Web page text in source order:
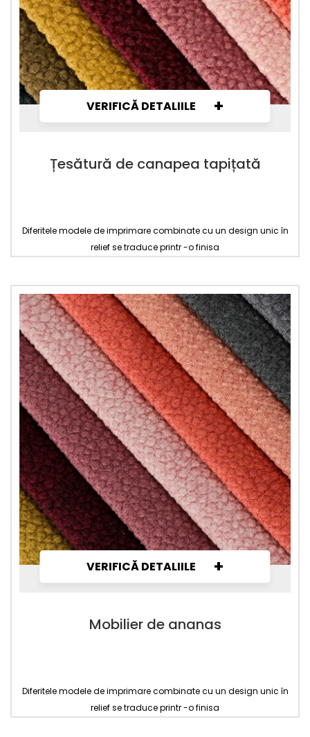
VERIFICĂ DETALIILE +
Țesătură de canapea tapițată
Diferitele modele de imprimare combinate cu un design unic în
relief se traduce printr -o finisa
VERIFICĂ DETALIILE +
Mobilier de ananas
Diferitele modele de imprimare combinate cu un design unic în
relief se traduce printr -o finisa